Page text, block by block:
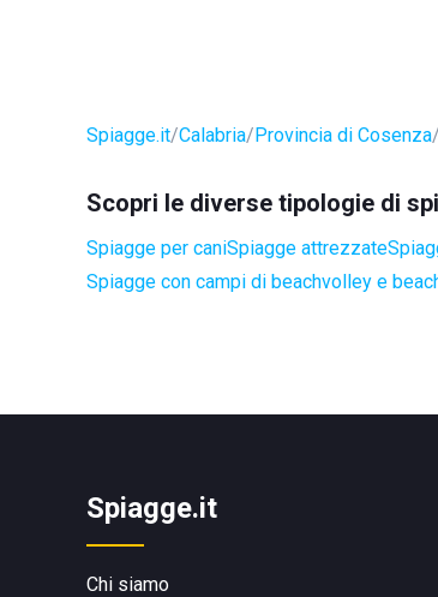
Spiagge.it Calabria Provincia di Cosenza
Scopri le diverse tipologie di
Spiagge per caniSpiagge attrezzate
Spiagge con campi di beachvolley e
Spiagge.it
Chi siamo